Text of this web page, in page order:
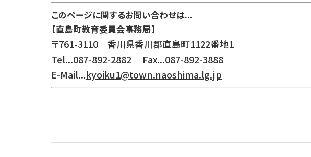
このページに関するお問い合わせは...
【直島町教育委員会事務局】
〒761-3110 香川県香川郡直島町1122番地1
Tel...087-892-2882 Fax...087-892-3888
E-Mail...kyoiku1@town.naoshima.lg.jp